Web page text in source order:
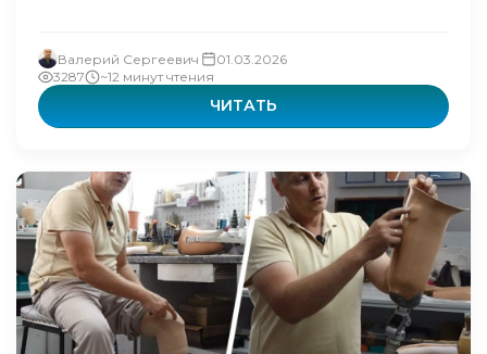
Валерий Сергеевич
01.03.2026
3287
~12 минут чтения
ЧИТАТЬ